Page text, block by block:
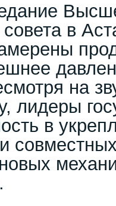
в
на
лидеры
в